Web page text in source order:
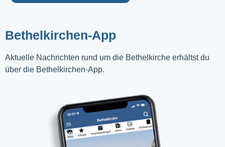
Bethelkirchen-App
Aktuelle Nachrichten rund um die Bethelkirche erhältst du
über die Bethelkirchen-App.